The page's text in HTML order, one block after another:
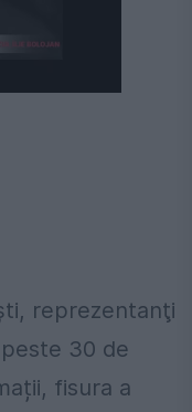
reprezentanţi
30 de
fisura a